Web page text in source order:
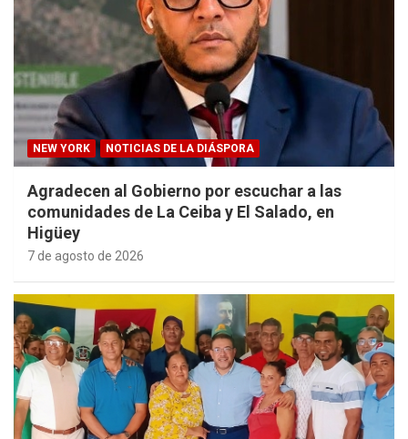
NEW YORK NOTICIAS DE LA DIÁSPORA
Agradecen al Gobierno por escuchar a las
comunidades de La Ceiba y El Salado, en
Higüey
7 de agosto de 2026